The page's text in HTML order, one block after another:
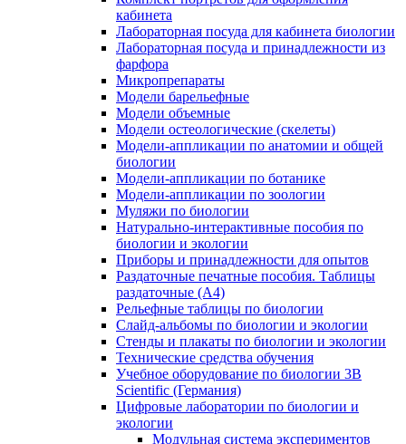
кабинета
Лабораторная посуда для кабинета биологии
Лабораторная посуда и принадлежности из
фарфора
Микропрепараты
Модели барельефные
Модели объемные
Модели остеологические (скелеты)
Модели-аппликации по анатомии и общей
биологии
Модели-аппликации по ботанике
Модели-аппликации по зоологии
Муляжи по биологии
Натурально-интерактивные пособия по
биологии и экологии
Приборы и принадлежности для опытов
Раздаточные печатные пособия. Таблицы
раздаточные (А4)
Рельефные таблицы по биологии
Слайд-альбомы по биологии и экологии
Стенды и плакаты по биологии и экологии
Технические средства обучения
Учебное оборудование по биологии 3B
Scientific (Германия)
Цифровые лаборатории по биологии и
экологии
Модульная система экспериментов